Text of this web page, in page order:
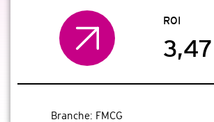
ROI
Branche: FMCG